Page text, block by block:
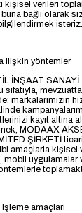
kişisel verileri
bağlı olarak
isteriz.
ilişkin yöntemler
İNŞAAT SANAYİ
markalarımızın
kayıt altına
MODAAX
ŞİRKETİ
amaçlarla
uygulamalar
amaçları